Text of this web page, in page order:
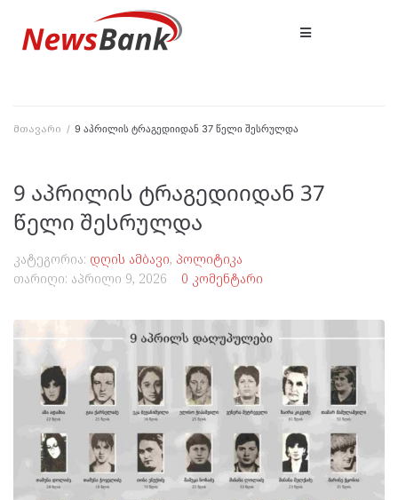
მთავარი / 9 აპრილის ტრაგედიიდან 37 წელი შესრულდა
9 აპრილის ტრაგედიიდან 37
წელი შესრულდა
კატეგორია: დღის ამბავი, პოლიტიკა
თარიღი: აპრილი 9, 2026 0 კომენტარი